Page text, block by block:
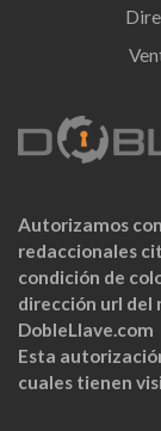
Autorizamos
redaccionales
condición de
dirección url
DobleLlave.com
Esta
cuales tienen